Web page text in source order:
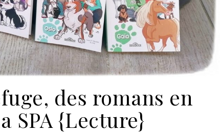
des romans en
SPA {Lecture}